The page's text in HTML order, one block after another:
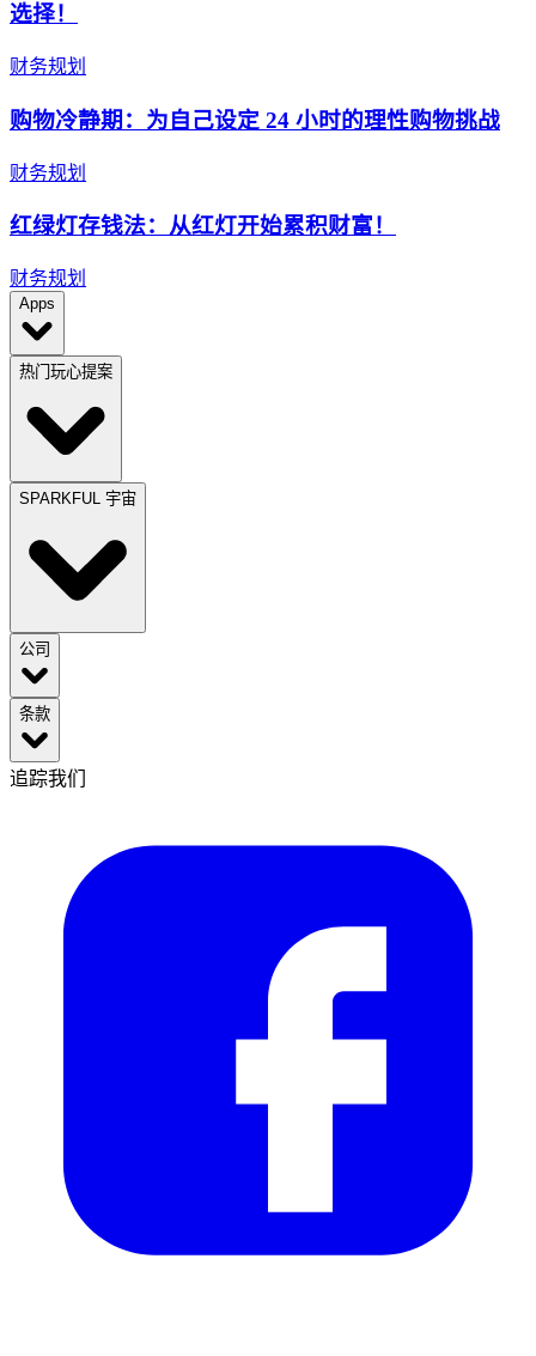
选择！
财务规划
购物冷静期：为自己设定 24 小时的理性购物挑战
财务规划
红绿灯存钱法：从红灯开始累积财富！
财务规划
Apps
热门玩心提案
SPARKFUL 宇宙
公司
条款
追踪我们